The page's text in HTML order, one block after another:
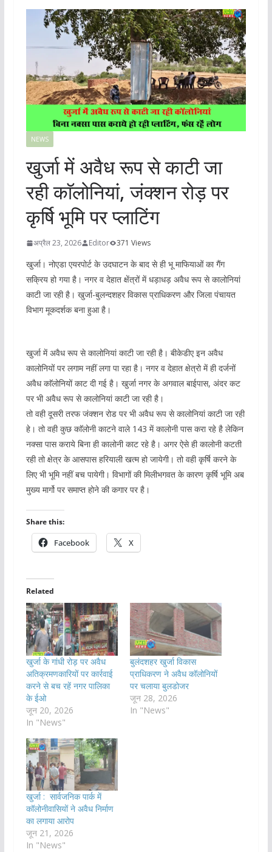
NEWS
खुर्जा में अवैध रूप से काटी जा
रही काॅलोनियां, जंक्शन रोड़ पर
कृर्षि भूमि पर प्लाटिंग
अप्रैल 23, 2026 Editor 371 Views
खुर्जा। नोएडा एयरपोर्ट के उदघाटन के बाद से ही भू माफियाओं का गैंग
सक्रिय हो गया है। नगर व देहात क्षेंत्रों में धड़ाधड़ अवैध रूप से कालोनियां
काटी जा रही है। खुर्जा-बुलन्दशहर विकास प्राधिकरण और जिला पंचायत
विभाग मूकदर्शक बना हुआ है।
खुर्जा में अवैध रूप से कालोनियां काटी जा रही है। बीकेडीए इन अवैध
कालोनियों पर लगाम नहीं लगा पा रहा है। नगर व देहात क्षेत्रो में ही दर्जनों
अवैध काॅलोनियों काट दी गई है। खुर्जा नगर के अगवाल बाईपास, अंदर कट
पर भी अवैध रूप से कालोनियां काटी जा रही है।
तो वही दूसरी तरफ जंक्शन रोड पर भी अवैध रूप से कालोनियां काटी जा रही
हे। तो वही कुछ काॅलोनी काटने वाले 143 में कालोनी पास करा रहे है लेकिन
नक्सा पास कराये बिना ही कालोनी काट रहे है। अगर ऐसे ही कालोनी कटती
रही तो क्षेत्र के आसपास हरियाली खत्म हो जायेगी। तो वही कृर्षि करने के
लिए भी भूमि नहीं बच पायेगी। विभागों की मिलीभगवत के कारण कृर्षि भूमि अब
मुख्य मार्गो पर समाप्त होने की कगार पर है।
Share this:
Facebook X
Related
खुर्जा के गांधी रोड़ पर अवैध
अतिक्रमणकारियों पर कार्रवाई
करने से बच रहें नगर पालिका
के ईओ
जून 20, 2026
In "News"
बुलंदशहर खुर्जा विकास
प्राधिकरण ने अवैध कॉलोनियों
पर चलाया बुलडोजर
जून 28, 2026
In "News"
खुर्जा : सार्वजनिक पार्क में
कॉलोनीवासियों ने अवैध निर्माण
का लगाया आरोप
जून 21, 2026
In "News"